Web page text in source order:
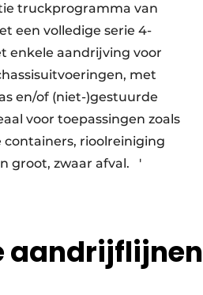
truckprogramma van
een volledige serie 4-
enkele aandrijving voor
met
en/of (niet-)gestuurde
voor toepassingen zoals
rioolreiniging
groot, zwaar afval. ′
aandrijflijnen